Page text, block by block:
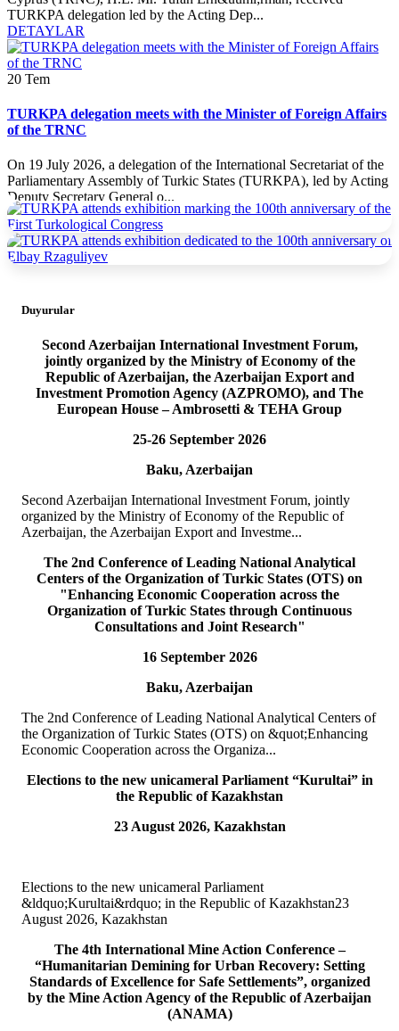
TURKPA delegation led by the Acting Dep...
DETAYLAR
20 Tem
TURKPA delegation meets with the Minister of Foreign Affairs
of the TRNC
On 19 July 2026, a delegation of the International Secretariat of the
Parliamentary Assembly of Turkic States (TURKPA), led by Acting
Deputy Secretary General o...
DETAYLAR
19 Tem
Parliamentary Assembly of Turkic States (TURKPA), led by Acting
Deputy Secretary General o...
DETAYLAR
TURKPA delegation meets with the Speaker of the Parliament
Delegation of the International Secretariat of the Parliamentary
Assembly of Turkic States (TURKPA), led by Mr. Bektur
DETAYLAR
Tem
Democracy and National Unity Day of Türkiye
On 15 July 2026, Deputy Secretary General of TURKPA Mr.
Muhammet Alper Hayali participated in a commemorative event
dedicated to 15 July Democracy and National...
DETAYLAR
TURKPA participated in IPU webinar on the Protection of the
Natural Resources and Health Protection Ms. Aynura Abutalibova,
participated, in the capacity of observer...
DETAYLAR
Tem
TURKPA participated in the 33rd Annual Session of the OSCE
Duyurular
Second Azerbaijan International Investment Forum,
jointly organized by the Ministry of Economy of the
Republic of Azerbaijan, the Azerbaijan Export and
Investment Promotion Agency (AZPROMO), and The
European House – Ambrosetti & TEHA Group
25-26 September 2026
Baku, Azerbaijan
Second Azerbaijan International Investment Forum, jointly
organized by the Ministry of Economy of the Republic of
Azerbaijan, the Azerbaijan Export and Investme...
The 2nd Conference of Leading National Analytical
Centers of the Organization of Turkic States (OTS) on
"Enhancing Economic Cooperation across the
Organization of Turkic States through Continuous
Consultations and Joint Research"
16 September 2026
Baku, Azerbaijan
The 2nd Conference of Leading National Analytical Centers of
the Organization of Turkic States (OTS) on &quot;Enhancing
Economic Cooperation across the Organiza...
Elections to the new unicameral Parliament “Kurultai” in
the Republic of Kazakhstan
23 August 2026, Kazakhstan
Elections to the new unicameral Parliament
&ldquo;Kurultai&rdquo; in the Republic of Kazakhstan23
August 2026, Kazakhstan
The 4th International Mine Action Conference –
“Humanitarian Demining for Urban Recovery: Setting
Standards of Excellence for Safe Settlements”, organized
by the Mine Action Agency of the Republic of Azerbaijan
(ANAMA)